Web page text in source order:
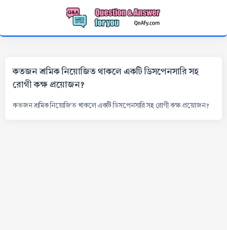
কতজন শ্রমিক নিয়োজিত থাকলে একটি ডিসপেনসারি সহ
রোগী কক্ষ প্রয়োজন?
কতজন শ্রমিক নিয়োজিত থাকলে একটি ডিসপেনসারি সহ রোগী কক্ষ প্রয়োজন?